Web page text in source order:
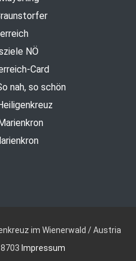
NÖ
Card
nah, so schön
im Wienerwald / Austria
Impressum